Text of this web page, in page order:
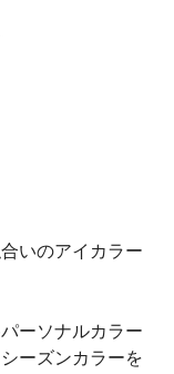
いのアイカラー
ーソナルカラー
ーズンカラーを